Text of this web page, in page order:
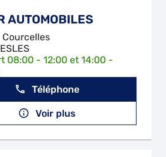
AUTOMOBILES
Courcelles
08:00 - 12:00 et 14:00 -
Téléphone
Voir plus